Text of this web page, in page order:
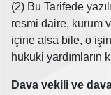
(2) Bu Tarifede
resmi daire, kurum
içine alsa bile, o
hukuki yardımların
Dava vekili ve